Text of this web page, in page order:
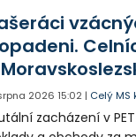
věže a brzy
kterého dům
2026 15:02 | Celý MS
zacházení v